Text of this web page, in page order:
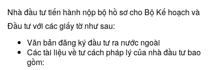
Nhà đầu tư tiến hành nộp bộ hồ sơ cho Bộ Kế hoạch và
Đầu tư với các giấy tờ như sau:
Văn bản đăng ký đầu tư ra nước ngoài
Các tài liệu về tư cách pháp lý của nhà đầu tư bao
gồm: